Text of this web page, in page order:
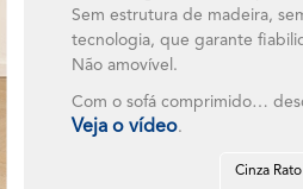
Sem estrutura de madeira,
tecnologia, que garante
Não amovível.
Com o sofá comprimido…
Veja o vídeo.
Cinza Rato